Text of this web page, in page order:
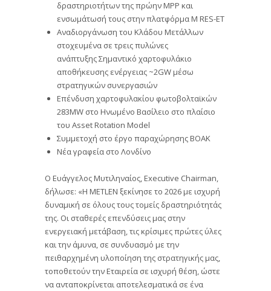
δραστηριοτήτων της πρώην MPP και
ενσωμάτωσή τους στην πλατφόρμα M RES-ET
Αναδιοργάνωση του Κλάδου Μετάλλων
στοχευμένα σε τρεις πυλώνες
ανάπτυξης Σημαντικό χαρτοφυλάκιο
αποθήκευσης ενέργειας ~2GW μέσω
στρατηγικών συνεργασιών
Επένδυση χαρτοφυλακίου φωτοβολταϊκών
283MW στο Ηνωμένο Βασίλειο στο πλαίσιο
του Asset Rotation Model
Συμμετοχή στο έργο παραχώρησης ΒΟΑΚ
Νέα γραφεία στο Λονδίνο
Ο Ευάγγελος Μυτιληναίος, Executive Chairman,
δήλωσε: «Η METLEN ξεκίνησε το 2026 με ισχυρή
δυναμική σε όλους τους τομείς δραστηριότητάς
της. Οι σταθερές επενδύσεις μας στην
ενεργειακή μετάβαση, τις κρίσιμες πρώτες ύλες
και την άμυνα, σε συνδυασμό με την
πειθαρχημένη υλοποίηση της στρατηγικής μας,
τοποθετούν την Εταιρεία σε ισχυρή θέση, ώστε
να ανταποκρίνεται αποτελεσματικά σε ένα